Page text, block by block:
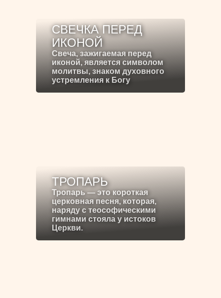
СВЕЧКА ПЕРЕД
ИКОНОЙ
Свеча, зажигаемая перед
иконой, является символом
молитвы, знаком духовного
устремления к Богу
ТРОПАРЬ
Тропарь — это короткая
церковная песня, которая,
наряду с теософическими
гимнами стояла у истоков
Церкви.